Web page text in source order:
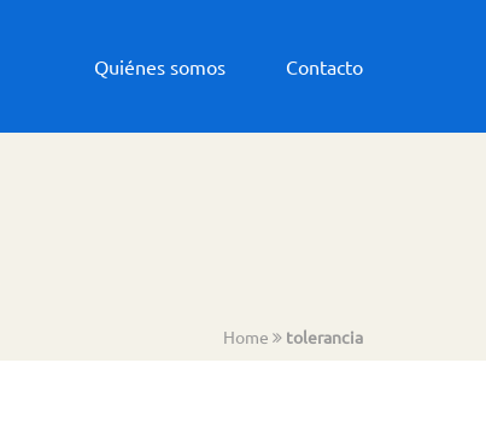
Quiénes somos Contacto
Home tolerancia